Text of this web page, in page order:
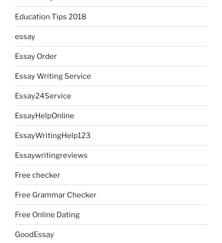
Education Tips 2018
essay
Essay Order
Essay Writing Service
Essay24Service
EssayHelpOnline
EssayWritingHelp123
Essaywritingreviews
Free checker
Free Grammar Checker
Free Online Dating
GoodEssay